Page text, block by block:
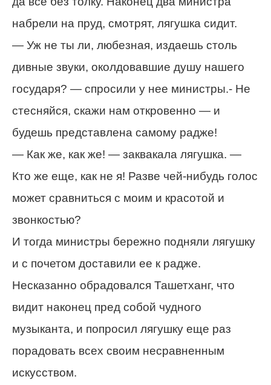
набрели на пруд, смотрят, лягушка сидит.
— Уж не ты ли, любезная, издаешь столь
дивные звуки, околдовавшие душу нашего
государя? — спросили у нее министры.- Не
стесняйся, скажи нам откровенно — и
будешь представлена самому радже!
— Как же, как же! — заквакала лягушка. —
Кто же еще, как не я! Разве чей-нибудь голос
может сравниться с моим и красотой и
звонкостью?
И тогда министры бережно подняли лягушку
и с почетом доставили ее к радже.
Несказанно обрадовался Ташетханг, что
видит наконец пред собой чудного
музыканта, и попросил лягушку еще раз
порадовать всех своим несравненным
искусством.